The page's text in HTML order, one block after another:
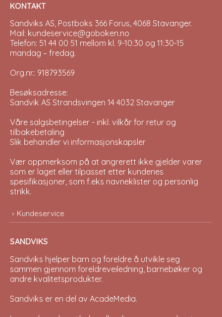
KONTAKT
Sandviks AS, Postboks 366 Forus, 4068 Stavanger.
Mail: kundeservice@goboken.no
Telefon: 51 44 00 51 mellom kl. 9-10:30 og 11:30-15
mandag – fredag.
Org.nr.: 918793569
Besøksadresse:
Sandvik AS Strandsvingen 14 4032 Stavanger
Våre salgsbetingelser - inkl. vilkår for retur og
tilbakebetaling
Slik behandler vi informasjonskapsler
Vær oppmerksom på at angrerett ikke gjelder varer
som er laget eller tilpasset etter kundenes
spesifikasjoner, som f.eks navneklister og personlig
strikk.
Kundeservice
SANDVIKS
Sandviks hjelper barn og foreldre å utvikle seg
sammen gjennom foreldreveiledning, barnebøker og
andre kvalitetsprodukter.
Sandviks er en del av AcadeMedia.